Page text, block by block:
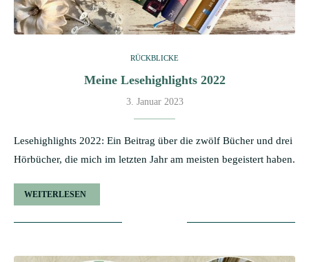
RÜCKBLICKE
Meine Lesehighlights 2022
3. Januar 2023
Lesehighlights 2022: Ein Beitrag über die zwölf Bücher und drei
Hörbücher, die mich im letzten Jahr am meisten begeistert haben.
WEITERLESEN